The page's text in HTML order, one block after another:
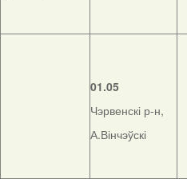
01.05
Чэрвенскі р-н,
А.Вінчэўскі